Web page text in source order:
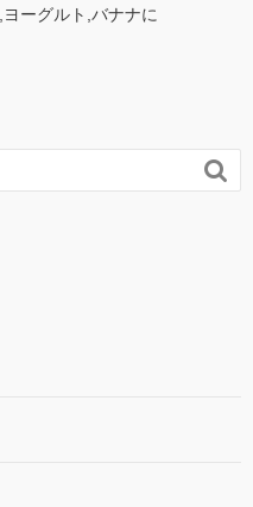
ーグルト,バナナに
